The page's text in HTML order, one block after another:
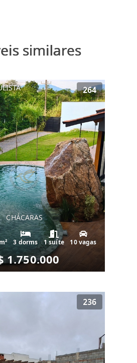
similares
264
CHÁCARAS
3 dorms 1 suíte 10 vagas
1.750.000
236